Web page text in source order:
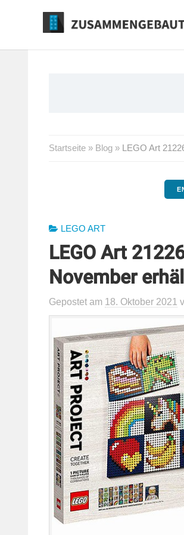
Startseite » Blog » LEGO Art
LEGO ART
LEGO Art
November
Gepostet am 18. Oktober 2021